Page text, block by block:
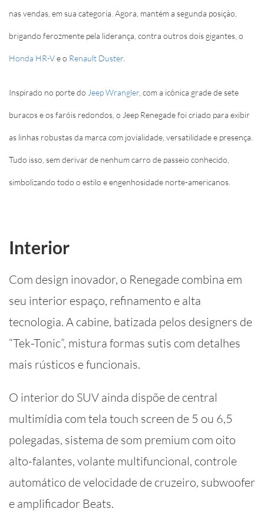
nas vendas, em sua categoria. Agora, mantém a segunda posição,
brigando ferozmente pela liderança, contra outros dois gigantes, o
Honda HR-Ve o Renault Duster
Inspirado no porte do Jeep Wrangler , com a icônica grade de sete
buracos e os faróis redondos, o Jeep Renegade foi criado para exibir
as linhas robustas da marca com jovialidade, versatilidade e presença.
Tudo isso, sem derivar de nenhum carro de passeio conhecido,
simbolizando todo o estilo e engenhosidade norte-americanos.
Interior
Com design inovador, o Renegade combina em
seu interior espaço, refinamento e alta
tecnologia. A cabine, batizada pelos designers de
“Tek-Tonic”, mistura formas sutis com detalhes
mais rústicos e funcionais.
O interior do SUV ainda dispõe de central
multimídia com tela touch screen de 5 ou 6,5
polegadas, sistema de som premium com oito
alto-falantes, volante multifuncional, controle
automático de velocidade de cruzeiro, subwoofer
e amplificador Beats.